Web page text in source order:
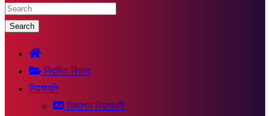
Search
নিয়মিত বিভাগ
নিয়মাবলি
বিজ্ঞাপন নিয়মাবলী